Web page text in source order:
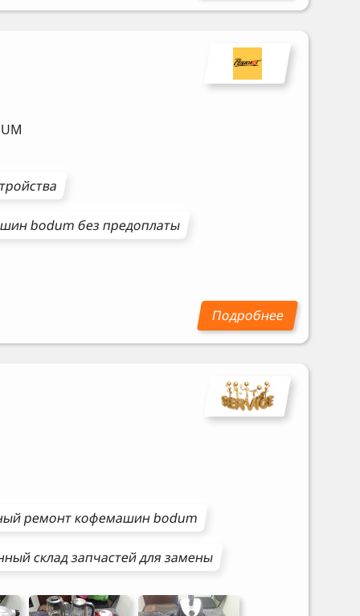
bodumбез предоплаты
ремонткофемашинbodum
склад запчастей для замены